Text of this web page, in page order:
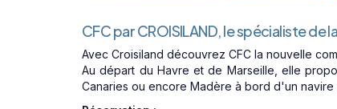
CFC par CROISILAND, le spécialiste de
Avec Croisiland découvrez CFC la nouvelle
Au départ du Havre et de Marseille, elle
Canaries ou encore Madère à bord d'un